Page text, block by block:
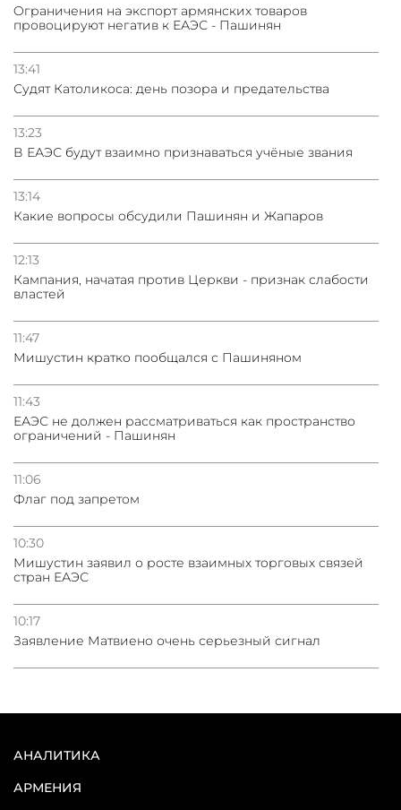
Oграничения на экспорт армянских товаров
провоцируют негатив к ЕАЭС - Пашинян
13:41
Судят Католикоса: день позора и предательства
13:23
В ЕАЭС будут взаимно признаваться учёные звания
13:14
Какие вопросы обсудили Пашинян и Жапаров
12:13
Кампания, начатая против Церкви - признак слабости
властей
11:47
Мишустин кратко пообщался с Пашиняном
11:43
ЕАЭС не должен рассматриваться как пространство
ограничений - Пашинян
11:06
Флаг под запретом
10:30
Мишустин заявил о росте взаимных торговых связей
стран ЕАЭС
10:17
Заявление Матвиено очень серьезный сигнал
АНАЛИТИКА
АРМЕНИЯ